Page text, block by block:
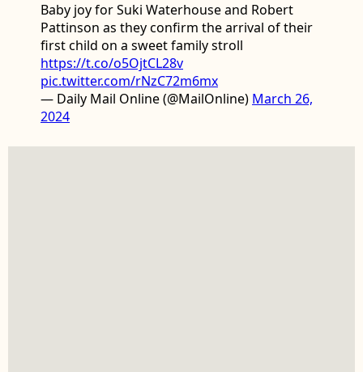
Baby joy for Suki Waterhouse and Robert
Pattinson as they confirm the arrival of their
first child on a sweet family stroll
https://t.co/o5OjtCL28v
pic.twitter.com/rNzC72m6mx
— Daily Mail Online (@MailOnline) March 26,
2024